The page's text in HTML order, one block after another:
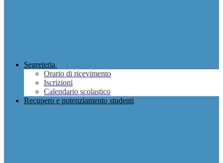
Segreteria
Orario di ricevimento
Iscrizioni
Calendario scolastico
Recupero e potenziamento studenti